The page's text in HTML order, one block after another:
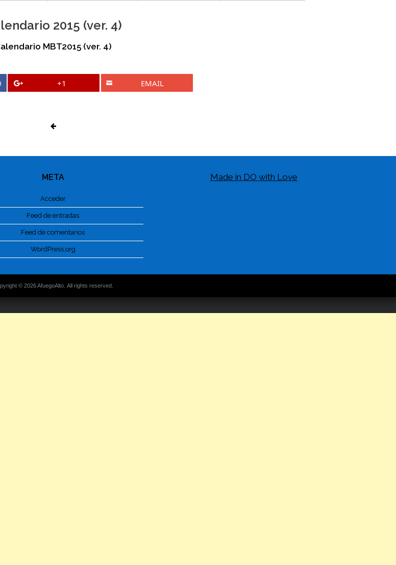
2015 (ver. 4)
MBT2015 (ver. 4)
+1 EMAIL
META
Acceder
Feed de entradas
Feed de comentarios
WordPress.org
Made in DO with Love
© 2026 AfuegoAlto. All rights reserved.